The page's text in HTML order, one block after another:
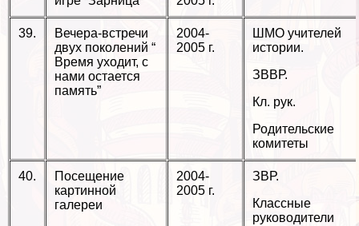
39.
Вечера-встречи
двух поколений “
Время уходит, с
нами остается
память”
2004-
2005 г.
ШМО учителей
истории.
ЗВВР.
Кл. рук.
Родительские
комитеты
40.
Посещение
картинной
галереи
2004-
2005 г.
ЗВР.
Классные
руководители